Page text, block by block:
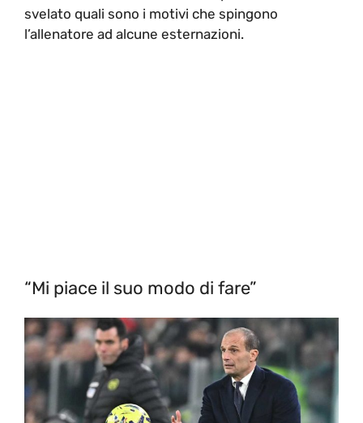
svelato quali sono i motivi che spingono
l’allenatore ad alcune esternazioni.
“Mi piace il suo modo di fare”